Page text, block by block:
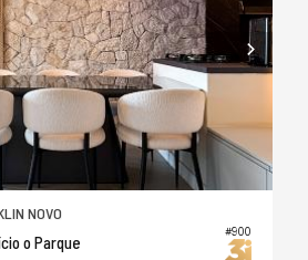
#900
NOVO
o Parque